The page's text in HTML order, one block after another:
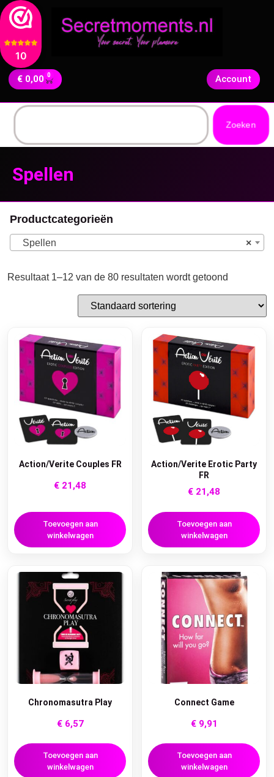
10
€ 0,00 0 Account
Zoeken
Spellen
Productcategorieën
×
Spellen
Resultaat 1–12 van de 80 resultaten wordt getoond
Action/Verite Couples FR
€ 21,48
Toevoegen aan
winkelwagen
Action/Verite Erotic Party
FR
€ 21,48
Toevoegen aan
winkelwagen
Chronomasutra Play
€6,57
Toevoegen aan
winkelwagen
Connect Game
€9,91
Toevoegen aan
winkelwagen